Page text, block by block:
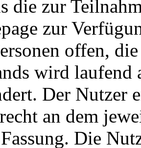
die zur
zur
offen,
wird laufend
Der Nutzer
an dem
Die